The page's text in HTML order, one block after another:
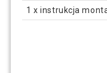
1 x instrukcja